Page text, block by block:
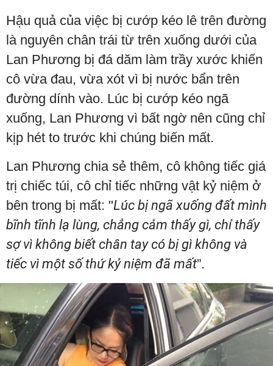
Hậu quả của việc bị cướp kéo lê trên đường
là nguyên chân trái từ trên xuống dưới của
Lan Phương bị đá dăm làm trầy xước khiến
cô vừa đau, vừa xót vì bị nước bẩn trên
đường dính vào. Lúc bị cướp kéo ngã
xuống, Lan Phương vì bất ngờ nên cũng chỉ
kịp hét to trước khi chúng biến mất.
Lan Phương chia sẻ thêm, cô không tiếc giá
trị chiếc túi, cô chỉ tiếc những vật kỷ niệm ở
bên trong bị mất: "Lúc bị ngã xuống đất mình
bĩnh tĩnh lạ lùng, chẳng cảm thấy gì, chỉ thấy
sợ vì không biết chân tay có bị gì không và
tiếc vì một số thứ kỷ niệm đã mất”.